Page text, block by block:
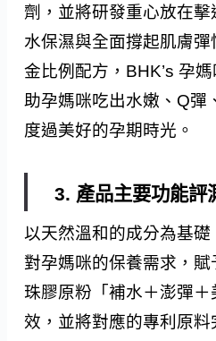
劑，並將研發重心放在
水保濕與全面撐起肌膚
金比例配方，BHK’s 孕
助孕媽咪吃出水嫩、Q彈
度過美好的孕期時光。
3. 產品主要功能評
以天然溫和的成分為基礎
對孕媽咪的保養需求，賦
珠膠原粉「補水＋澎彈
效，並將對應的專利原